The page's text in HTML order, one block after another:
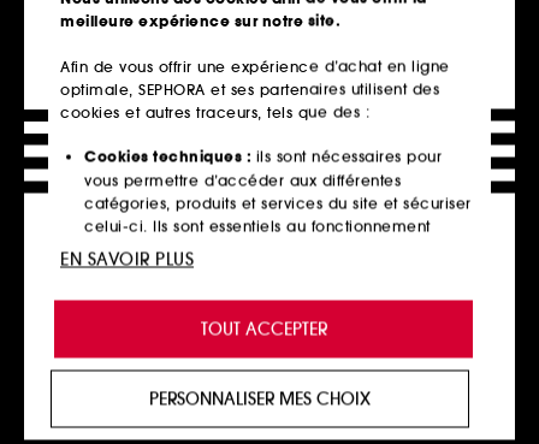
Ajouter au panier Ajouter au panier
Skin Perfecto -Fluide Uv
62,00€
Peptide Moisturizer
24
17,00€
Clean at Sephora
meilleure expérience sur notre site.
Afin de vous offrir une expérience d’achat en ligne
optimale, SEPHORA et ses partenaires utilisent des
cookies et autres traceurs, tels que des :
Cookies techniques : ils sont nécessaires pour
vous permettre d’accéder aux différentes
catégories, produits et services du site et sécuriser
celui-ci. Ils sont essentiels au fonctionnement
technique du site et ne peuvent être désactivés.
de vous offrir une expérience enrichie et
personnalisée en vous recommandant des
produits, des services et des contenus qui
proposer des offres promotionnelles adaptées à
votre profil.
TOUT ACCEPTER
PERSONNALISER MES CHOIX
EN SAVOIR PLUS